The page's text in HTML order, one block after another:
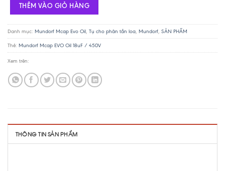
THÊM VÀO GIỎ HÀNG
Danh mục: Mundorf Mcap Evo Oil, Tụ cho phân tần loa, Mundorf, SẢN PHẨM
Thẻ: Mundorf Mcap EVO Oil 18uF / 450V
Xem trên:
THÔNG TIN SẢN PHẨM